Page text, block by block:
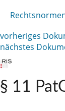
vorheriges
nächstes
§ 11